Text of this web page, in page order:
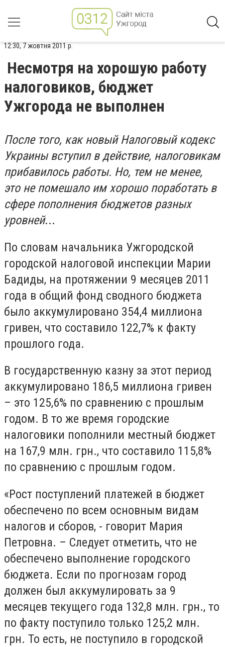
12:30, 7 жовтня 2011 р.
Несмотря на хорошую работу
налоговиков, бюджет
Ужгорода не выполнен
После того, как новый Налоговый кодекс
Украины вступил в действие, налоговикам
прибавилось работы. Но, тем не менее,
это не помешало им хорошо поработать в
сфере пополнения бюджетов разных
уровней...
По словам начальника Ужгородской
городской налоговой инспекции Марии
Бадиды, на протяжении 9 месяцев 2011
года в общий фонд сводного бюджета
было аккумулировано 354,4 миллиона
гривен, что составило 122,7% к факту
прошлого года.
В государственную казну за этот период
аккумулировано 186,5 миллиона гривен
– это 125,6% по сравнению с прошлым
годом. В то же время городские
налоговики пополнили местный бюджет
на 167,9 млн. грн., что составило 115,8%
по сравнению с прошлым годом.
«Рост поступлений платежей в бюджет
обеспечено по всем основным видам
налогов и сборов, - говорит Мария
Петровна. – Следует отметить, что не
обеспечено выполнение городского
бюджета. Если по прогнозам город
должен был аккумулировать за 9
месяцев текущего года 132,8 млн. грн., то
по факту поступило только 125,2 млн.
грн. То есть, не поступило в городской